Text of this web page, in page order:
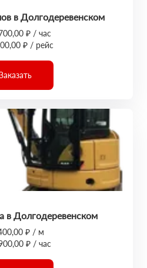
в Долгодеревенском
₽ / час
₽ / рейс
в Долгодеревенском
₽ / м
₽ / час